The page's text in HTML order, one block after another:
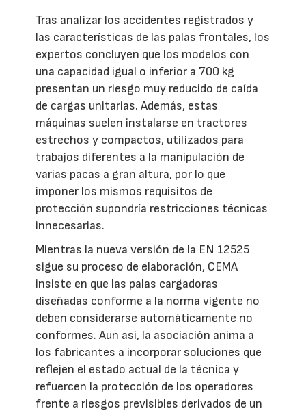
Tras analizar los accidentes registrados y
las características de las palas frontales, los
expertos concluyen que los modelos con
una capacidad igual o inferior a 700 kg
presentan un riesgo muy reducido de caída
de cargas unitarias. Además, estas
máquinas suelen instalarse en tractores
estrechos y compactos, utilizados para
trabajos diferentes a la manipulación de
varias pacas a gran altura, por lo que
imponer los mismos requisitos de
protección supondría restricciones técnicas
innecesarias.
Mientras la nueva versión de la EN 12525
sigue su proceso de elaboración, CEMA
insiste en que las palas cargadoras
diseñadas conforme a la norma vigente no
deben considerarse automáticamente no
conformes. Aun así, la asociación anima a
los fabricantes a incorporar soluciones que
reflejen el estado actual de la técnica y
refuercen la protección de los operadores
frente a riesgos previsibles derivados de un